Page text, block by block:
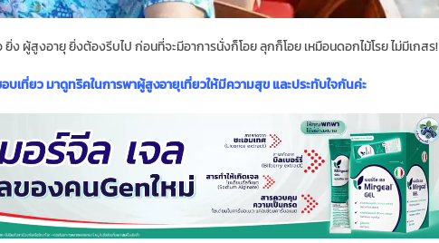
ง ผู้สูงอายุ ยิ่งต้องรีบไป ก่อนที่จะมีอาการนั่งก็โอย ลุกก็โอย เหมือนดอกไม้โรย ไม่มีเกสร!
เที่ยว มาดูทริคในการพาผู้สูงอายุเที่ยวให้มีความสุข และประทับใจกันค่ะ